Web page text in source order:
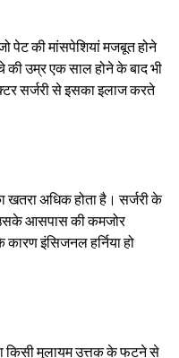
पेट की मांसपेशियां मजबूत होने
की उम्र एक साल होने के बाद भी
सर्जरी से इसका इलाज करते
खतरा अधिक होता है। सर्जरी के
उसके आसपास की कमजोर
इंसिजनल हर्निया हो
किसी मुलायम उत्तक के फटने से